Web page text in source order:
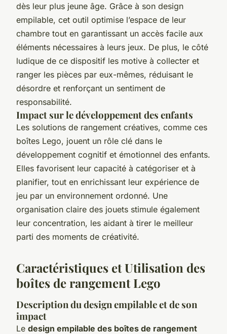
dès leur plus jeune âge. Grâce à son design
empilable, cet outil optimise l’espace de leur
chambre tout en garantissant un accès facile aux
éléments nécessaires à leurs jeux. De plus, le côté
ludique de ce dispositif les motive à collecter et
ranger les pièces par eux-mêmes, réduisant le
désordre et renforçant un sentiment de
responsabilité.
Impact sur le développement des enfants
Les solutions de rangement créatives, comme ces
boîtes Lego, jouent un rôle clé dans le
développement cognitif et émotionnel des enfants.
Elles favorisent leur capacité à catégoriser et à
planifier, tout en enrichissant leur expérience de
jeu par un environnement ordonné. Une
organisation claire des jouets stimule également
leur concentration, les aidant à tirer le meilleur
parti des moments de créativité.
Caractéristiques et Utilisation des
boîtes de rangement Lego
Description du design empilable et de son
impact
Le design empilable des boîtes de rangement